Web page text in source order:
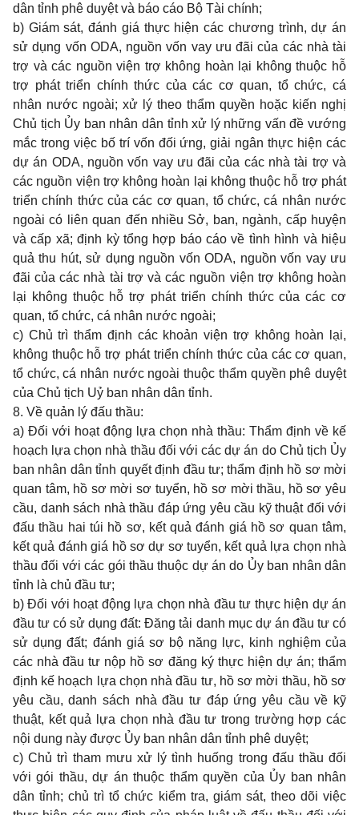
dân tỉnh phê duyệt và báo cáo Bộ Tài chính;
b) Giám sát, đánh giá thực hiện các chương trình, dự án
sử dụng vốn ODA, nguồn vốn vay ưu đãi của các nhà tài
trợ và các nguồn viện trợ không hoàn lại không thuộc hỗ
trợ phát triển chính thức của các cơ quan, tổ chức, cá
nhân nước ngoài; xử lý theo thẩm quyền hoặc kiến nghị
Chủ tịch Ủy ban nhân dân tỉnh xử lý những vấn đề vướng
mắc trong việc bố trí vốn đối ứng, giải ngân thực hiện các
dự án ODA, nguồn vốn vay ưu đãi của các nhà tài trợ và
các nguồn viện trợ không hoàn lại không thuộc hỗ trợ phát
triển chính thức của các cơ quan, tổ chức, cá nhân nước
ngoài có liên quan đến nhiều Sở, ban, ngành, cấp huyện
và cấp xã; định kỳ tổng hợp báo cáo về tình hình và hiệu
quả thu hút, sử dụng nguồn vốn ODA, nguồn vốn vay ưu
đãi của các nhà tài trợ và các nguồn viện trợ không hoàn
lại không thuộc hỗ trợ phát triển chính thức của các cơ
quan, tổ chức, cá nhân nước ngoài;
c) Chủ trì thẩm định các khoản viện trợ không hoàn lại,
không thuộc hỗ trợ phát triển chính thức của các cơ quan,
tổ chức, cá nhân nước ngoài thuộc thẩm quyền phê duyệt
của Chủ tịch Uỷ ban nhân dân tỉnh.
8. Về quản lý đấu thầu:
a) Đối với hoạt động lựa chọn nhà thầu: Thẩm định về kế
hoạch lựa chọn nhà thầu đối với các dự án do Chủ tịch Ủy
ban nhân dân tỉnh quyết định đầu tư; thẩm định hồ sơ mời
quan tâm, hồ sơ mời sơ tuyển, hồ sơ mời thầu, hồ sơ yêu
cầu, danh sách nhà thầu đáp ứng yêu cầu kỹ thuật đối với
đấu thầu hai túi hồ sơ, kết quả đánh giá hồ sơ quan tâm,
kết quả đánh giá hồ sơ dự sơ tuyển, kết quả lựa chọn nhà
thầu đối với các gói thầu thuộc dự án do Ủy ban nhân dân
tỉnh là chủ đầu tư;
b) Đối với hoạt động lựa chọn nhà đầu tư thực hiện dự án
đầu tư có sử dụng đất: Đăng tải danh mục dự án đầu tư có
sử dụng đất; đánh giá sơ bộ năng lực, kinh nghiệm của
các nhà đầu tư nộp hồ sơ đăng ký thực hiện dự án; thẩm
định kế hoạch lựa chọn nhà đầu tư, hồ sơ mời thầu, hồ sơ
yêu cầu, danh sách nhà đầu tư đáp ứng yêu cầu về kỹ
thuật, kết quả lựa chọn nhà đầu tư trong trường hợp các
nội dung này được Ủy ban nhân dân tỉnh phê duyệt;
c) Chủ trì tham mưu xử lý tình huống trong đấu thầu đối
với gói thầu, dự án thuộc thẩm quyền của Ủy ban nhân
dân tỉnh; chủ trì tổ chức kiểm tra, giám sát, theo dõi việc